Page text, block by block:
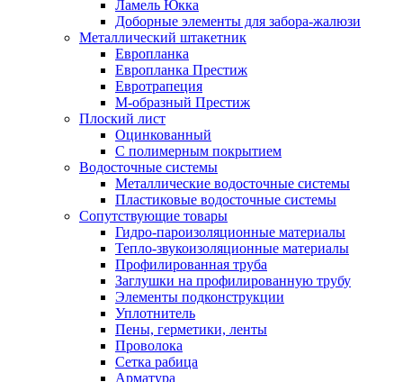
Ламель Юкка
Доборные элементы для забора-жалюзи
Металлический штакетник
Европланка
Европланка Престиж
Евротрапеция
М-образный Престиж
Плоский лист
Оцинкованный
С полимерным покрытием
Водосточные системы
Металлические водосточные системы
Пластиковые водосточные системы
Сопутствующие товары
Гидро-пароизоляционные материалы
Тепло-звукоизоляционные материалы
Профилированная труба
Заглушки на профилированную трубу
Элементы подконструкции
Уплотнитель
Пены, герметики, ленты
Проволока
Сетка рабица
Арматура